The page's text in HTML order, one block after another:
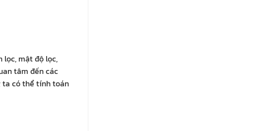
lọc, mật độ lọc,
tâm đến các
ta có thể tính toán